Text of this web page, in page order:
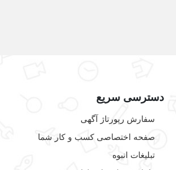
دسترسی سریع
سفارش رپورتاژ آگهی
صفحه اختصاصی کسب و کار شما
تبلیغات انبوه